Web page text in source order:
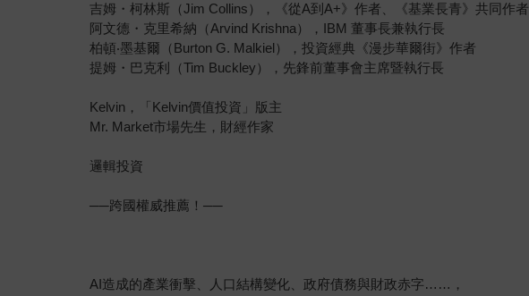
吉姆・柯林斯（Jim Collins），《從A到A+》作者、《基業長青》共同作者
阿文德・克里希納（Arvind Krishna），IBM 董事長兼執行長
柏頓‧墨基爾（Burton G. Malkiel），投資經典《漫步華爾街》作者
提姆・巴克利（Tim Buckley），先鋒前董事會主席暨執行長
Kelvin，「Kelvin價值投資」版主
Mr. Market市場先生，財經作家
邏輯投資
──跨國權威推薦！──
AI造成的產業衝擊、人口結構變化、政府債務與財政赤字……，